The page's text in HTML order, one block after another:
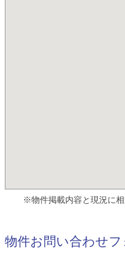
※物件掲載内容と現況に
物件お問い合わせフ